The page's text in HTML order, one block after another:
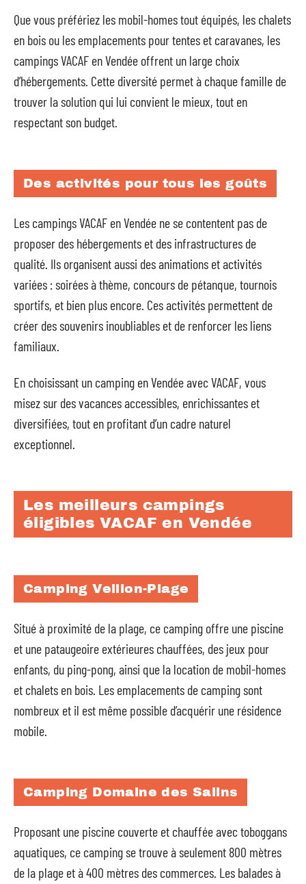
Que vous préfériez les mobil-homes tout équipés, les chalets
en bois ou les emplacements pour tentes et caravanes, les
campings VACAF en Vendée offrent un large choix
d’hébergements. Cette diversité permet à chaque famille de
trouver la solution qui lui convient le mieux, tout en
respectant son budget.
Des activités pour tous les goûts
Les campings VACAF en Vendée ne se contentent pas de
proposer des hébergements et des infrastructures de
qualité. Ils organisent aussi des animations et activités
variées : soirées à thème, concours de pétanque, tournois
sportifs, et bien plus encore. Ces activités permettent de
créer des souvenirs inoubliables et de renforcer les liens
familiaux.
En choisissant un camping en Vendée avec VACAF, vous
misez sur des vacances accessibles, enrichissantes et
diversifiées, tout en profitant d’un cadre naturel
exceptionnel.
Les meilleurs campings
éligibles VACAF en Vendée
Camping Veillon-Plage
Situé à proximité de la plage, ce camping offre une piscine
et une pataugeoire extérieures chauffées, des jeux pour
enfants, du ping-pong, ainsi que la location de mobil-homes
et chalets en bois. Les emplacements de camping sont
nombreux et il est même possible d’acquérir une résidence
mobile.
Camping Domaine des Salins
Proposant une piscine couverte et chauffée avec toboggans
aquatiques, ce camping se trouve à seulement 800 mètres
de la plage et à 400 mètres des commerces. Les balades à